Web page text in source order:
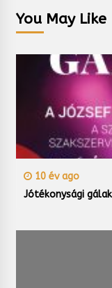
You May Like
10 év ago
Jótékonysági